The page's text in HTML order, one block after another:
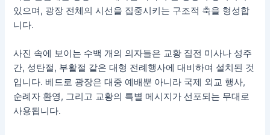
있으며, 광장 전체의 시선을 집중시키는 구조적 축을 형성합
니다.
사진 속에 보이는 수백 개의 의자들은 교황 집전 미사나 성주
간, 성탄절, 부활절 같은 대형 전례행사에 대비하여 설치된 것
입니다. 베드로 광장은 대중 예배뿐 아니라 국제 외교 행사,
순례자 환영, 그리고 교황의 특별 메시지가 선포되는 무대로
사용됩니다.